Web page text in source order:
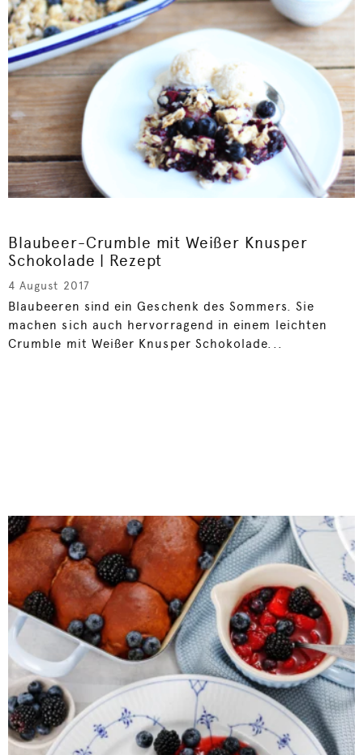
Blaubeer-Crumble mit Weißer Knusper
Schokolade | Rezept
4 August 2017
Blaubeeren sind ein Geschenk des Sommers. Sie
machen sich auch hervorragend in einem leichten
Crumble mit Weißer Knusper Schokolade...